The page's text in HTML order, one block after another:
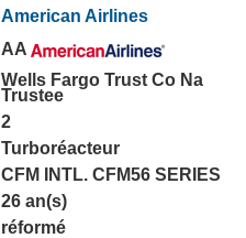
American Airlines
AA
Wells Fargo Trust Co Na
Trustee
2
Turboréacteur
CFM INTL. CFM56 SERIES
26 an(s)
réformé